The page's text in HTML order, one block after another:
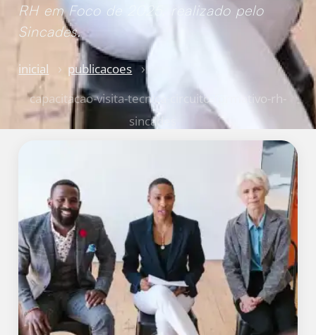
RH em Foco de 2025, realizado pelo
Sincades.
inicial
publicacoes
capacitacao-visita-tecnica-circuito-formativo-rh-
sincades